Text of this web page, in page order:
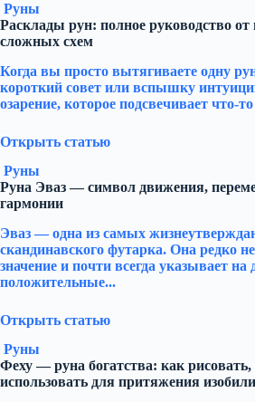
Руны
Расклады рун: полное руководство
сложных схем
Когда вы просто вытягиваете одну
короткий совет или вспышку
озарение, которое подсвечивает что-
Открыть статью
Руны
Руна Эваз — символ движения,
гармонии
Эваз — одна из самых
скандинавского футарка. Она редко
значение и почти всегда указывает на
положительные...
Открыть статью
Руны
Феху — руна богатства: как
использовать для притяжения